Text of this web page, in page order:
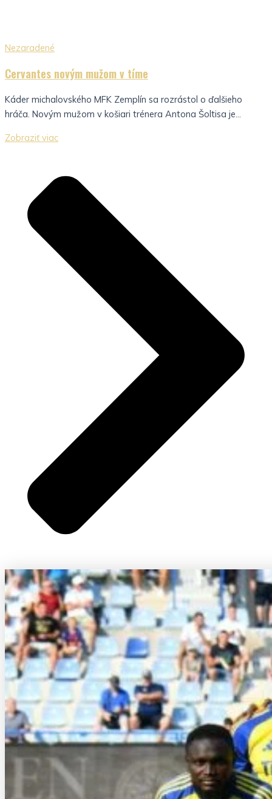
Nezaradené
Cervantes novým mužom v tíme
Káder michalovského MFK Zemplín sa rozrástol o ďalšieho
hráča. Novým mužom v košiari trénera Antona Šoltisa je...
Zobraziť viac